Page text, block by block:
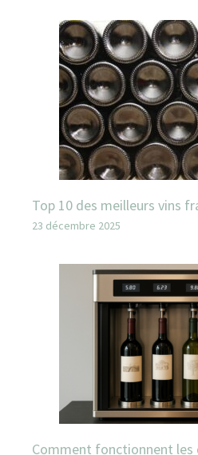
Top 10 des meilleurs vins
23 décembre 2025
Comment fonctionnent les